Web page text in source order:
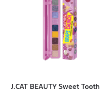
J.CAT BEAUTY Sweet Tooth